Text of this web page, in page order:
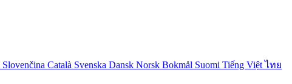
Slovenčina Català Svenska Dansk Norsk Bokmål Suomi Tiếng Việtไทย